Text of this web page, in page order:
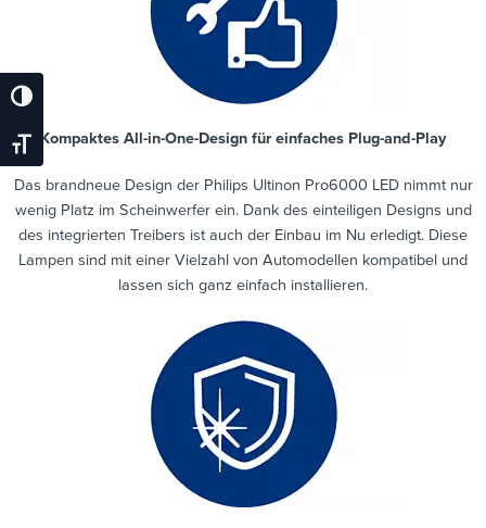
Umschalten Auf Hohe Kontraste
Schrift Vergrößern
Kompaktes All-in-One-Design für einfaches Plug-and-Play
Das brandneue Design der Philips Ultinon Pro6000 LED nimmt nur
wenig Platz im Scheinwerfer ein. Dank des einteiligen Designs und
des integrierten Treibers ist auch der Einbau im Nu erledigt. Diese
Lampen sind mit einer Vielzahl von Automodellen kompatibel und
lassen sich ganz einfach installieren.